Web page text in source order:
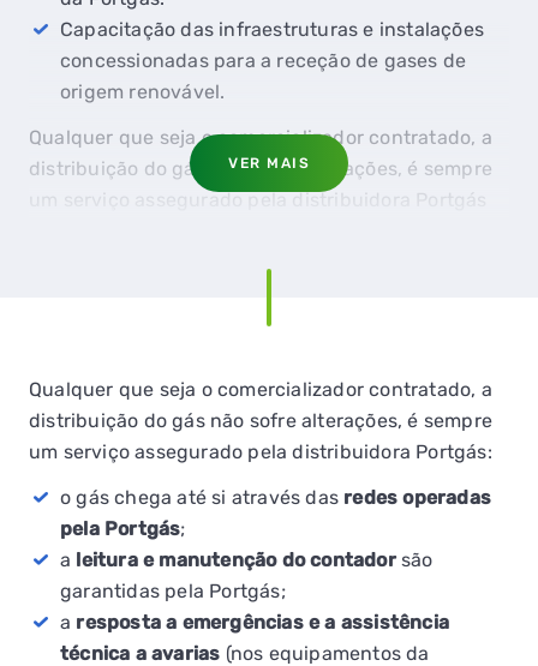
Capacitação das infraestruturas e instalações
concessionadas para a receção de gases de
origem renovável.
Qualquer que seja o comercializador contratado, a
distribuição do gás não sofre alterações, é sempre
um serviço assegurado pela distribuidora Portgás
VER MAIS
Qualquer que seja o comercializador contratado, a
distribuição do gás não sofre alterações, é sempre
um serviço assegurado pela distribuidora Portgás:
o gás chega até si através das redes operadas
pela Portgás;
a leitura e manutenção do contadorsão
garantidas pela Portgás;
a resposta a emergências e a assistência
técnica a avarias (nos equipamentos da